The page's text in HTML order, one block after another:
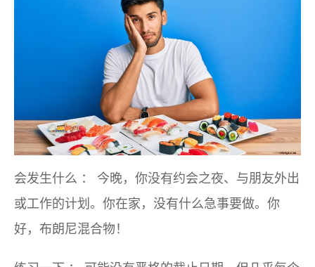
会发生什么 ：
今晚，你没有约会之夜、与朋友外出
或工作的计划。你在家，没有什么急事要做。你
好，布朗尼混合物！